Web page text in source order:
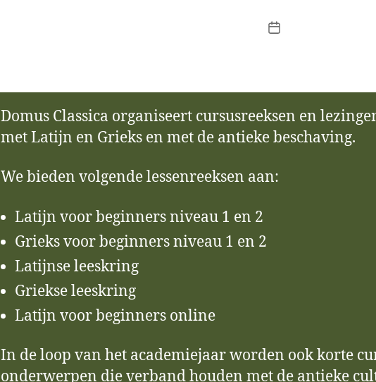
Berichtdatum
Domus Classica organiseert cursusreeksen en
met Latijn en Grieks en met de antieke beschaving.
We bieden volgende lessenreeksen aan:
Latijn voor beginners niveau 1 en 2
Grieks voor beginners niveau 1 en 2
Latijnse leeskring
Griekse leeskring
Latijn voor beginners online
In de loop van het academiejaar worden ook korte
onderwerpen die verband houden met de antieke